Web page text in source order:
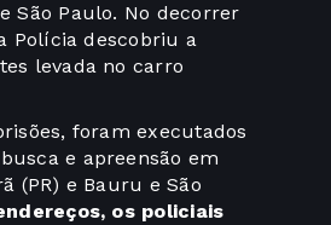
São Paulo. No decorrer
Polícia descobriu a
levada no carro
foram executados
e apreensão em
(PR) e Bauru e São
os policiais